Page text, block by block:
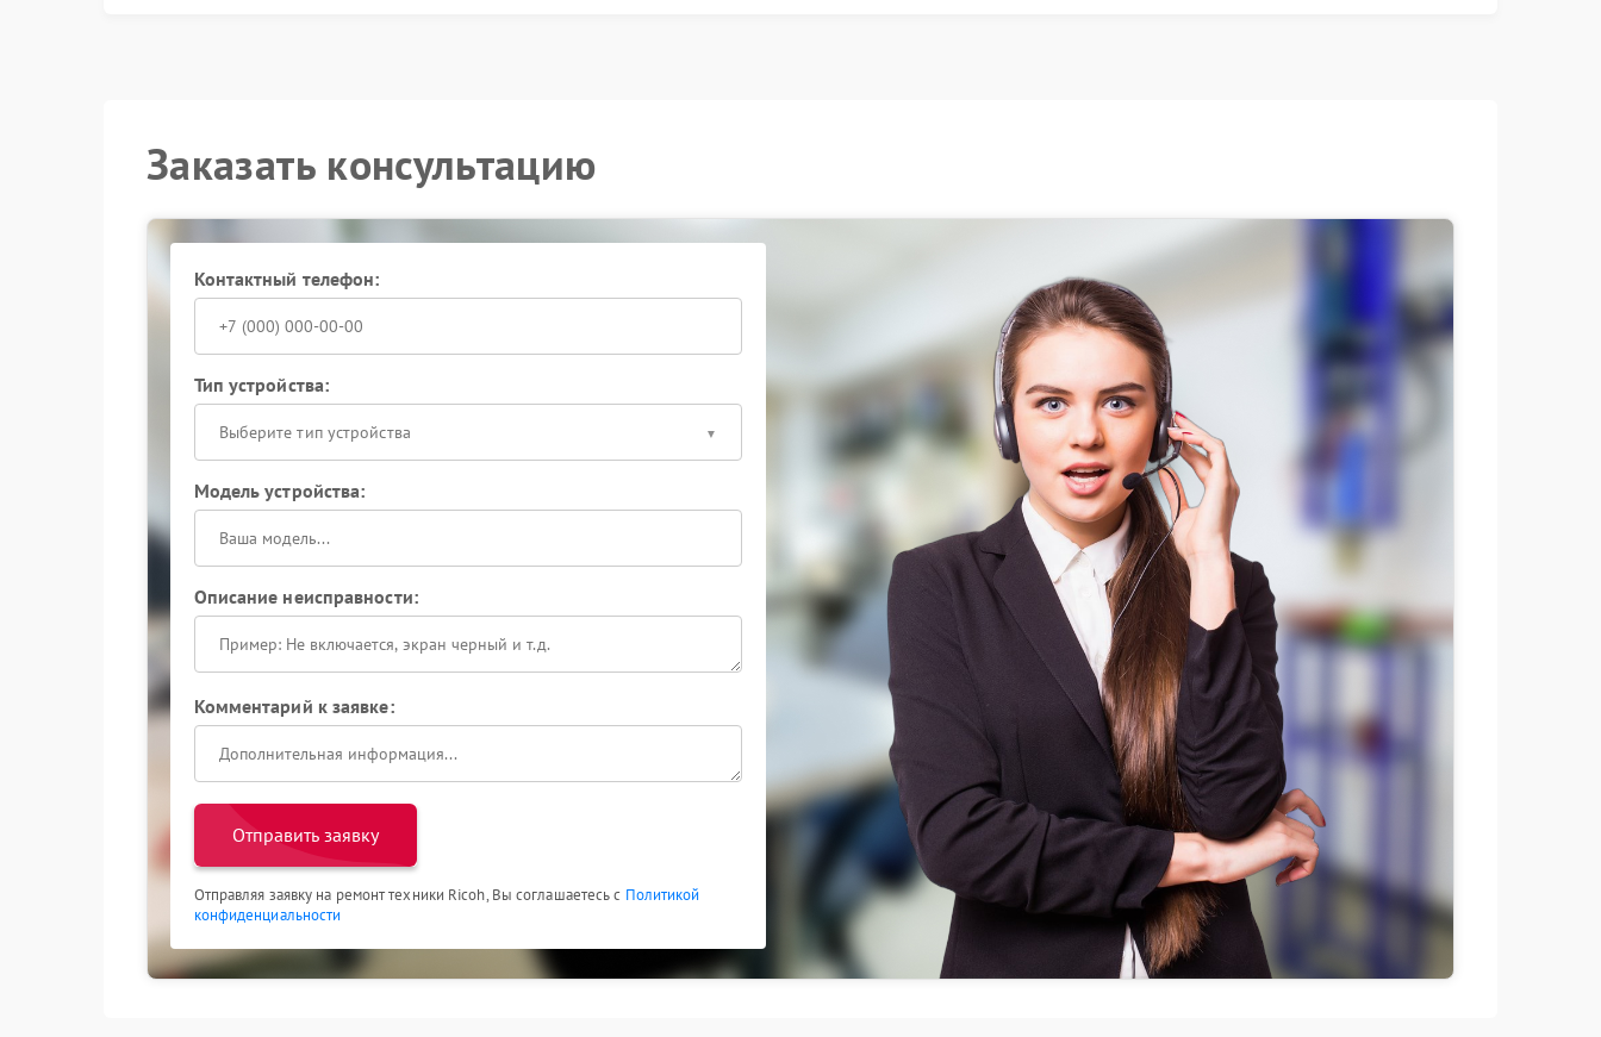
Заказать консультацию
Контактный телефон:
Тип устройства:
Выберите тип устройства
Модель устройства:
Описание неисправности:
Комментарий к заявке:
Отправить заявку
Отправляя заявку на ремонт техники Ricoh, Вы соглашаетесь с Политикой
конфиденциальности